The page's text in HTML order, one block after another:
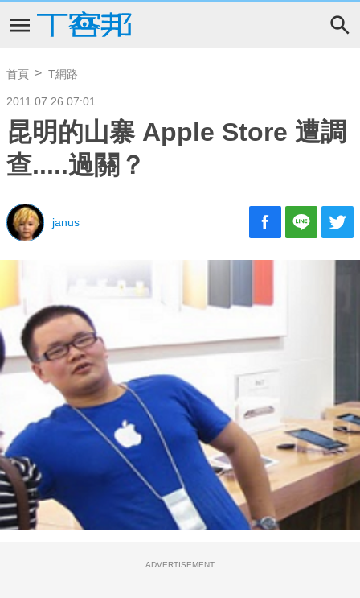
首頁 T網路
2011.07.26 07:01
昆明的山寨 Apple Store 遭調
查.....過關？
janus
ADVERTISEMENT